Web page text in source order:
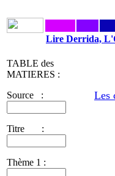
Lire Derrida,
TABLE des
MATIERES :
Source :
Titre :
Thème 1 :
Les